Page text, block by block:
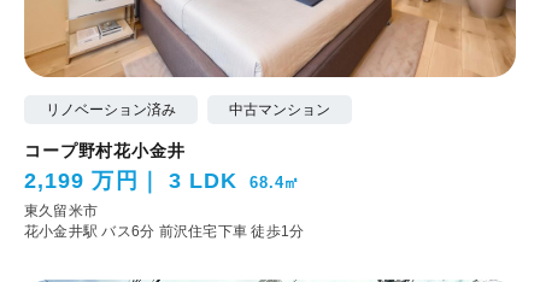
リノベーション済み 中古マンション
コープ野村花小金井
2,199 万円 3 LDK 68.4㎡
東久留米市
花小金井駅 バス6分 前沢住宅下車 徒歩1分